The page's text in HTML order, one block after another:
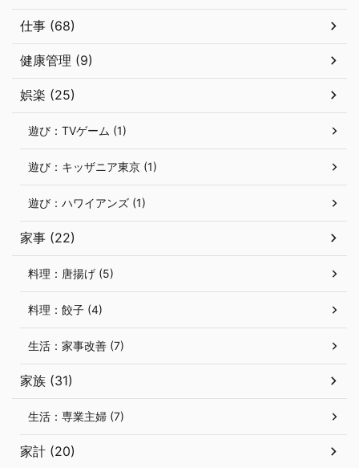
仕事 (68)
健康管理 (9)
娯楽 (25)
遊び：TVゲーム (1)
遊び：キッザニア東京 (1)
遊び：ハワイアンズ (1)
家事 (22)
料理：唐揚げ (5)
料理：餃子 (4)
生活：家事改善 (7)
家族 (31)
生活：専業主婦 (7)
家計 (20)